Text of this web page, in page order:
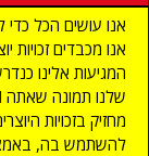
אנו עושים הכל כדי
אנו מכבדים זכויות
מחזיק בזכויות
להשתמש בה,